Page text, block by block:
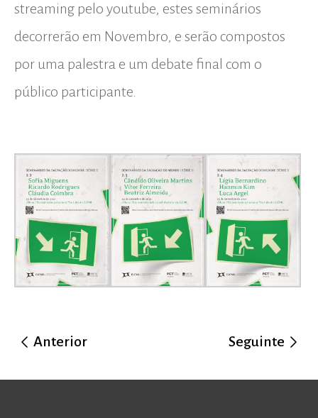
streaming pelo youtube, estes seminários
decorrerão em Novembro, e serão compostos
por uma palestra e um debate final com o
público participante.
Anterior Seguinte